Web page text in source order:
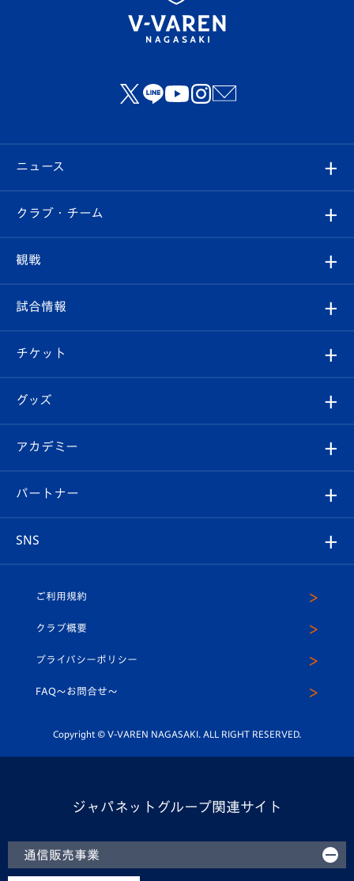
ニュース
すべて
クラブ
試合情報
チケット
イベント
メディア
ホームタウン
クラブ・チーム
クラブ概要
エンブレム紹介
スタッフプロフィール
マスコット紹介
平和祈念活動
ホームタウン活動
観戦
観戦ルール
はじめての観戦ガイド
Revive Team
ヴィヴィくんの長崎おもてなしガイド
試合情報
試合日程/結果
フォトギャラリー
スタジアムグルメ
チケット
チケット
V-LOVERS（ファンクラブ）
プレイヤーズスイート
グッズ
オンラインショップ
店舗情報
アカデミー
育成からのお知らせ
U-18
スクール
パートナー
SNS
ヴィヴィくんインスタグラム
公式LINE＠
ご利用規約
クラブ概要
プライバシーポリシー
FAQ〜お問合せ〜
Copyright © V-VAREN NAGASAKI. ALL RIGHT RESERVED.
ジャパネットグループ関連サイト
通信販売事業